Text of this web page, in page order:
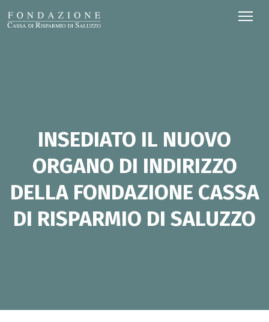
INSEDIATO IL NUOVO
ORGANO DI INDIRIZZO
DELLA FONDAZIONE CASSA
DI RISPARMIO DI SALUZZO